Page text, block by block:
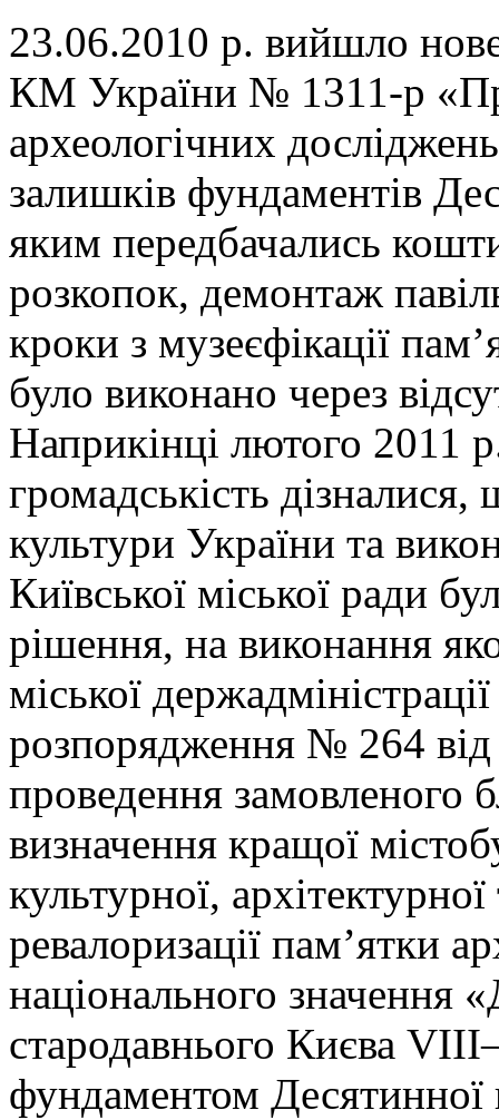
23.06.2010 р. вийшло
КМ України № 1311-р
археологічних
залишків фундаментів
яким передбачались
розкопок, демонтаж
кроки з музеєфікації
було виконано через
Наприкінці лютого 2011
громадськість
культури України та
Київської міської ради
рішення, на виконання
міської
розпорядження № 264
проведення замовленого
визначення кращої
культурної,
ревалоризації пам’ятки
національного значення
стародавнього Києва
фундаментом Десятинної